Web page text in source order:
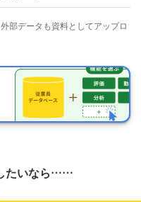
外部データも資料としてアップロ
たいなら……